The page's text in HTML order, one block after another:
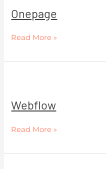
Onepage
Read More »
Webflow
Read More »